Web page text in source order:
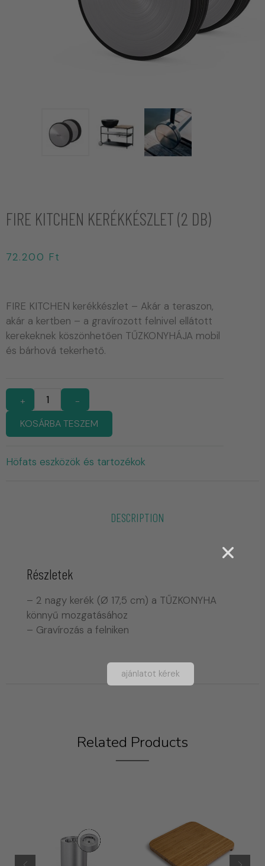
FIRE KITCHEN KERÉKKÉSZLET (2 DB)
72.200 Ft
FIRE KITCHEN kerékkészlet – Akár a teraszon,
akár a kertben – a gravírozott felnivel ellátott
kerekeknek köszönhetően TŰZKONYHÁJA mobil
és bárhová tekerhető.
+
-
KOSÁRBA TESZEM
Höfats eszközök és tartozékok
DESCRIPTION
Részletek
– 2 nagy kerék (Ø 17,5 cm) a TŰZKONYHA
könnyű mozgatásához
– Gravírozás a felniken
Related Products
ajánlatot kérek